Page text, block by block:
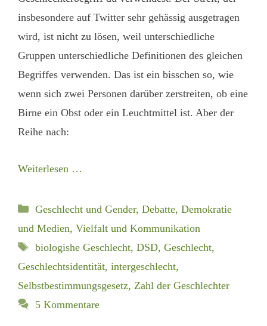
insbesondere auf Twitter sehr gehässig ausgetragen
wird, ist nicht zu lösen, weil unterschiedliche
Gruppen unterschiedliche Definitionen des gleichen
Begriffes verwenden. Das ist ein bisschen so, wie
wenn sich zwei Personen darüber zerstreiten, ob eine
Birne ein Obst oder ein Leuchtmittel ist. Aber der
Reihe nach:
Weiterlesen …
Kategorien
Geschlecht und Gender, Debatte, Demokratie
und Medien, Vielfalt und Kommunikation
Schlagwörter
biologishe Geschlecht, DSD, Geschlecht,
Geschlechtsidentität, intergeschlecht,
Selbstbestimmungsgesetz, Zahl der Geschlechter
5 Kommentare